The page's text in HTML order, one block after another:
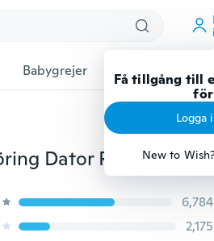
Få tillgång till
Logga
New to
Babygrejer Djurtillbehör
Car Dust Collector Luftkonditionering Rengöring Dator Rengöringsverktyg Fönsterblad Persienner Renare Duster Tangentbord
6,784
2,175